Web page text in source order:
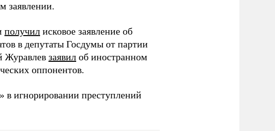
заявлении.
получил исковое заявление об
в депутаты Госдумы от партии
Журавлев заявил об иностранном
оппонентов.
в игнорировании преступлений